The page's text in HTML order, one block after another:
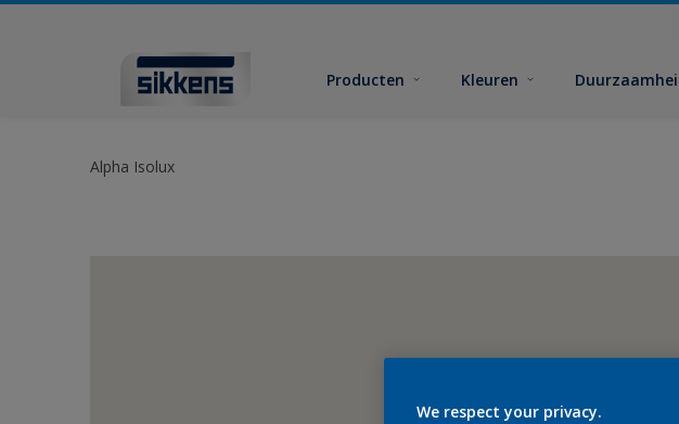
Producten Kleuren
Alpha Isolux
We respect your privacy.